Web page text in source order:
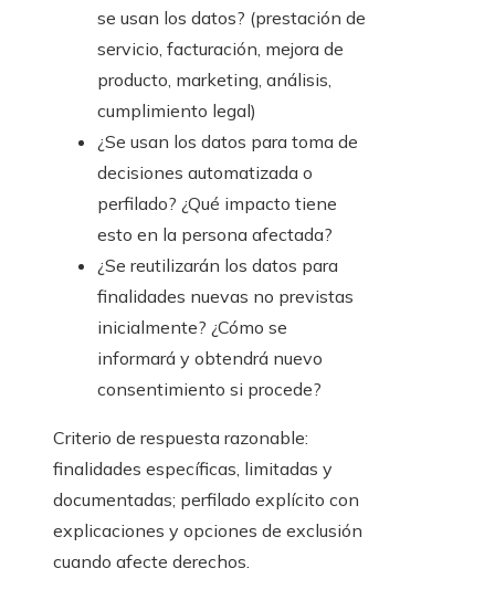
se usan los datos? (prestación de
servicio, facturación, mejora de
producto, marketing, análisis,
cumplimiento legal)
¿Se usan los datos para toma de
decisiones automatizada o
perfilado? ¿Qué impacto tiene
esto en la persona afectada?
¿Se reutilizarán los datos para
finalidades nuevas no previstas
inicialmente? ¿Cómo se
informará y obtendrá nuevo
consentimiento si procede?
Criterio de respuesta razonable:
finalidades específicas, limitadas y
documentadas; perfilado explícito con
explicaciones y opciones de exclusión
cuando afecte derechos.